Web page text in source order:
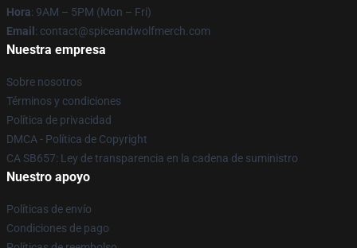
Hora: 9AM – 5PM (Mon – Fri)
Email : contact@spiceandwolfmerch.com
Nuestra empresa
Sobre nosotros
Términos y condiciones
Política de privacidad
DMCA - Política de Copyright
CA SB657: Ley de transparencia en la cadena de suministro
Nuestro apoyo
Políticas de envío
Condiciones de pago